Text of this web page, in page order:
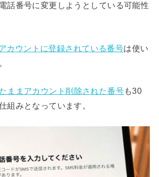
話番号に変更しようとしている可能性
カウントに登録されている番号は使い
ままアカウント削除された番号も30
組みとなっています。